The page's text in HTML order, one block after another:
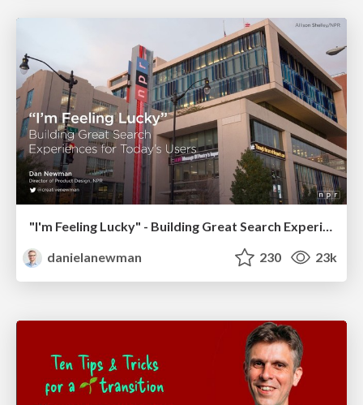
"I'm Feeling Lucky" - Building Great Search Experiences for Today's Users (#IAC19)
danielanewman
230 23k